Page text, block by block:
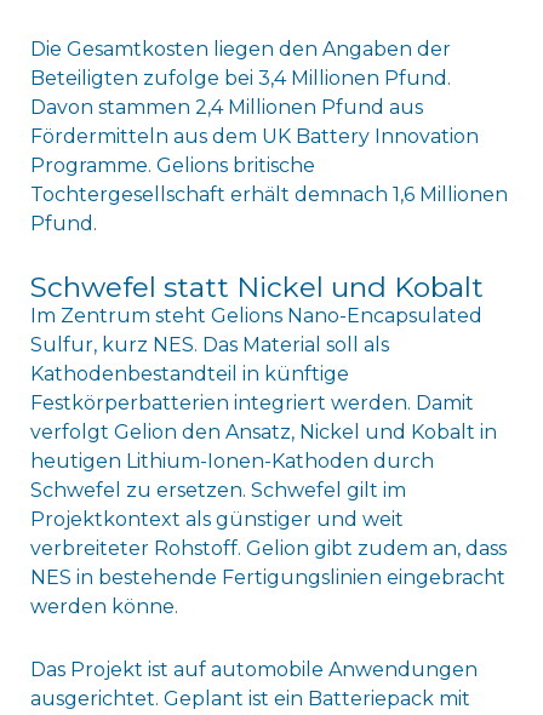
Die Gesamtkosten liegen den Angaben der
Beteiligten zufolge bei 3,4 Millionen Pfund.
Davon stammen 2,4 Millionen Pfund aus
Fördermitteln aus dem UK Battery Innovation
Programme. Gelions britische
Tochtergesellschaft erhält demnach 1,6 Millionen
Pfund.
Schwefel statt Nickel und Kobalt
Im Zentrum steht Gelions Nano-Encapsulated
Sulfur, kurz NES. Das Material soll als
Kathodenbestandteil in künftige
Festkörperbatterien integriert werden. Damit
verfolgt Gelion den Ansatz, Nickel und Kobalt in
heutigen Lithium-Ionen-Kathoden durch
Schwefel zu ersetzen. Schwefel gilt im
Projektkontext als günstiger und weit
verbreiteter Rohstoff. Gelion gibt zudem an, dass
NES in bestehende Fertigungslinien eingebracht
werden könne.
Das Projekt ist auf automobile Anwendungen
ausgerichtet. Geplant ist ein Batteriepack mit